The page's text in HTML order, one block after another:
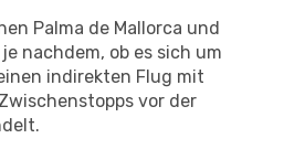
Palma de Mallorca und
nachdem, ob es sich um
indirekten Flug mit
vor der